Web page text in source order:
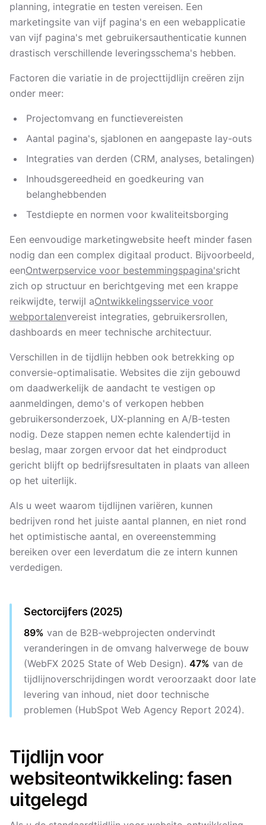
planning, integratie en testen vereisen. Een
marketingsite van vijf pagina's en een webapplicatie
van vijf pagina's met gebruikersauthenticatie kunnen
drastisch verschillende leveringsschema's hebben.
Factoren die variatie in de projecttijdlijn creëren zijn
onder meer:
Projectomvang en functievereisten
Aantal pagina's, sjablonen en aangepaste lay-outs
Integraties van derden (CRM, analyses, betalingen)
Inhoudsgereedheid en goedkeuring van
belanghebbenden
Testdiepte en normen voor kwaliteitsborging
Een eenvoudige marketingwebsite heeft minder fasen
nodig dan een complex digitaal product. Bijvoorbeeld,
eenOntwerpservice voor bestemmingspagina'sricht
zich op structuur en berichtgeving met een krappe
reikwijdte, terwijl aOntwikkelingsservice voor
webportalenvereist integraties, gebruikersrollen,
dashboards en meer technische architectuur.
Verschillen in de tijdlijn hebben ook betrekking op
conversie-optimalisatie. Websites die zijn gebouwd
om daadwerkelijk de aandacht te vestigen op
aanmeldingen, demo's of verkopen hebben
gebruikersonderzoek, UX-planning en A/B-testen
nodig. Deze stappen nemen echte kalendertijd in
beslag, maar zorgen ervoor dat het eindproduct
gericht blijft op bedrijfsresultaten in plaats van alleen
op het uiterlijk.
Als u weet waarom tijdlijnen variëren, kunnen
bedrijven rond het juiste aantal plannen, en niet rond
het optimistische aantal, en overeenstemming
bereiken over een leverdatum die ze intern kunnen
verdedigen.
Sectorcijfers (2025)
89% van de B2B-webprojecten ondervindt
veranderingen in de omvang halverwege de bouw
(WebFX 2025 State of Web Design). 47% van de
tijdlijnoverschrijdingen wordt veroorzaakt door late
levering van inhoud, niet door technische
problemen (HubSpot Web Agency Report 2024).
Tijdlijn voor
websiteontwikkeling: fasen
uitgelegd